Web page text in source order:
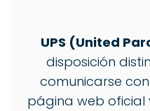
UPS (United
disposición
comunicarse
página web oficial